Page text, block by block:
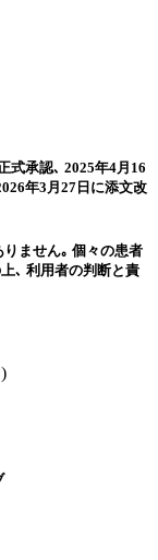
式承認､ 2025年4月16
年3月27日に添文改
ません｡ 個々の患者
､ 利用者の判断と責